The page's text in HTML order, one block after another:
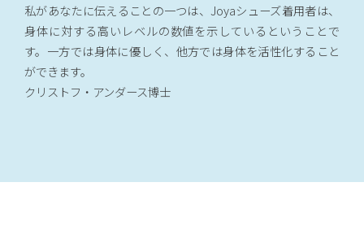
私があなたに伝えることの一つは、Joyaシューズ着用者は、
身体に対する高いレベルの数値を示しているということで
す。一方では身体に優しく、他方では身体を活性化すること
ができます。
クリストフ・アンダース博士